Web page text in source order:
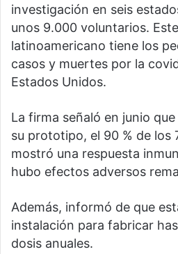
investigación en seis
unos 9.000 voluntarios.
latinoamericano tiene los
casos y muertes por la
Estados Unidos.
La firma señaló en junio
su prototipo, el 90 % de los
mostró una respuesta
hubo efectos adversos
Además, informó de que
instalación para fabricar
dosis anuales.